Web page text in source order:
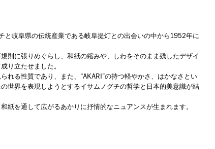
と岐阜県の伝統産業である岐阜提灯との出会いの中から1952年に
則に張りめぐらし、和紙の縮みや、しわをそのまま残したデザイ
り立たせました。
れる性質であり、また、“AKARI”の持つ軽やかさ、はかなさとい
世界を表現しようとするイサムノグチの哲学と日本的美意識が結
紙を通して広がるあかりに抒情的なニュアンスが生まれます。